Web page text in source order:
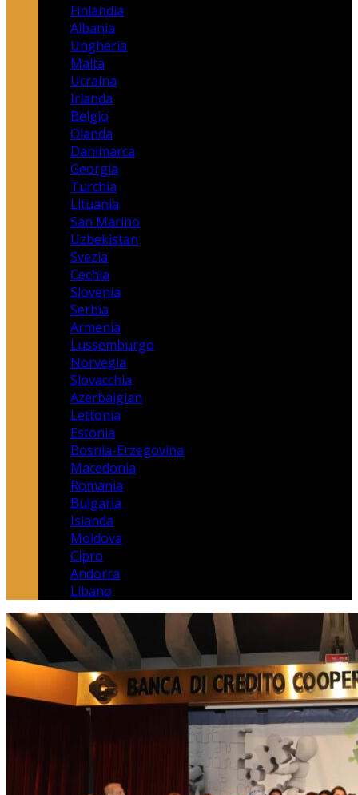
Finlandia
Albania
Ungheria
Malta
Ucraina
Irlanda
Belgio
Olanda
Danimarca
Georgia
Turchia
Lituania
San Marino
Uzbekistan
Svezia
Cechia
Slovenia
Serbia
Armenia
Lussemburgo
Norvegia
Slovacchia
Azerbaigian
Lettonia
Estonia
Bosnia-Erzegovina
Macedonia
Romania
Bulgaria
Islanda
Moldova
Cipro
Andorra
Libano